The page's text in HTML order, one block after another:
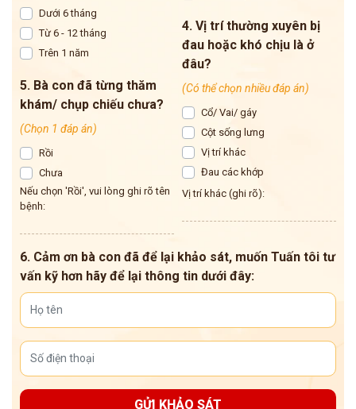
Dưới 6 tháng
Từ 6 - 12 tháng
Trên 1 năm
5. Bà con đã từng thăm
khám/ chụp chiếu chưa?
(Chọn 1 đáp án)
Rồi
Chưa
Nếu chọn 'Rồi', vui lòng ghi rõ tên
bệnh:
4. Vị trí thường xuyên bị
đau hoặc khó chịu là ở
đâu?
(Có thể chọn nhiều đáp án)
Cổ/ Vai/ gáy
Cột sống lưng
Vị trí khác
Đau các khớp
Vị trí khác (ghi rõ):
6. Cảm ơn bà con đã để lại khảo sát, muốn Tuấn tôi tư
vấn kỹ hơn hãy để lại thông tin dưới đây:
GỬI KHẢO SÁT